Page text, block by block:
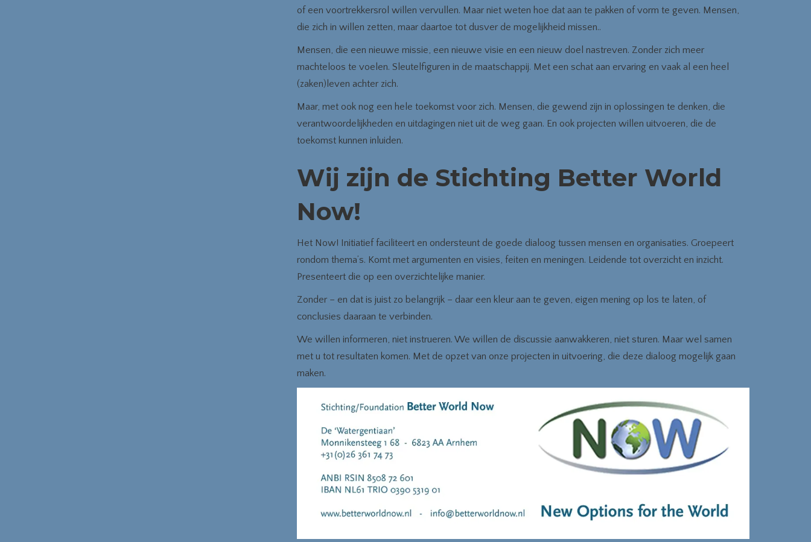
of een voortrekkersrol willen vervullen. Maar niet weten hoe dat aan te pakken of vorm te geven. Mensen,
die zich in willen zetten, maar daartoe tot dusver de mogelijkheid missen..
Mensen, die een nieuwe missie, een nieuwe visie en een nieuw doel nastreven. Zonder zich meer
machteloos te voelen. Sleutelfiguren in de maatschappij. Met een schat aan ervaring en vaak al een heel
(zaken)leven achter zich.
Maar, met ook nog een hele toekomst voor zich. Mensen, die gewend zijn in oplossingen te denken, die
verantwoordelijkheden en uitdagingen niet uit de weg gaan. En ook projecten willen uitvoeren, die de
toekomst kunnen inluiden.
Wij zijn de Stichting Better World
Now!
Het Now! Initiatief faciliteert en ondersteunt de goede dialoog tussen mensen en organisaties. Groepeert
rondom thema’s. Komt met argumenten en visies, feiten en meningen. Leidende tot overzicht en inzicht.
Presenteert die op een overzichtelijke manier.
Zonder – en dat is juist zo belangrijk – daar een kleur aan te geven, eigen mening op los te laten, of
conclusies daaraan te verbinden.
We willen informeren, niet instrueren. We willen de discussie aanwakkeren, niet sturen. Maar wel samen
met u tot resultaten komen. Met de opzet van onze projecten in uitvoering, die deze dialoog mogelijk gaan
maken.